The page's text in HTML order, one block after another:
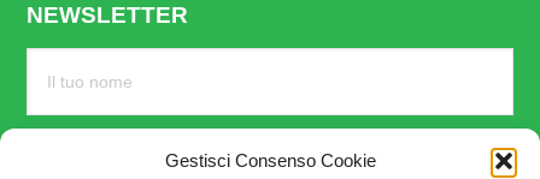
Gestisci Consenso Cookie
NEWSLETTER